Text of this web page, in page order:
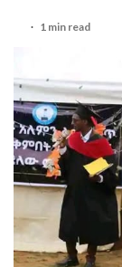
1 min read